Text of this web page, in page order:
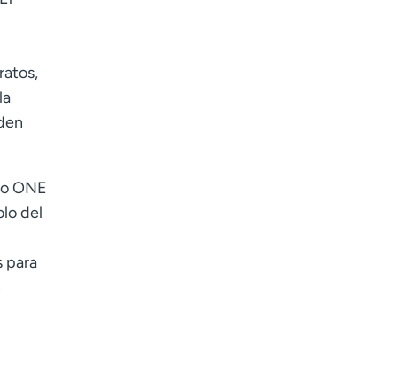
ONE
del
para